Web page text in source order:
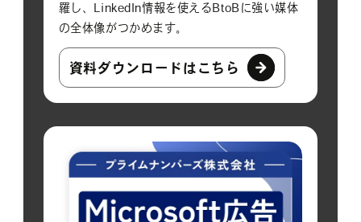
羅し、LinkedIn情報を使えるBtoBに強い媒体
の全体像がつかめます。
資料ダウンロードはこちら